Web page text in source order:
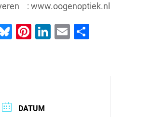
: www.oogenoptiek.nl
Bluesky
Pinterest
LinkedIn
Email
DATUM